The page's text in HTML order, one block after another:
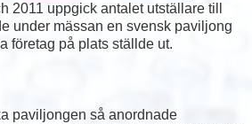
2011 uppgick antalet utställare till
under mässan en svensk paviljong
företag på plats ställde ut.
paviljongen så anordnade